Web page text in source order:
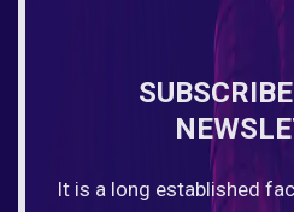
It is a long established